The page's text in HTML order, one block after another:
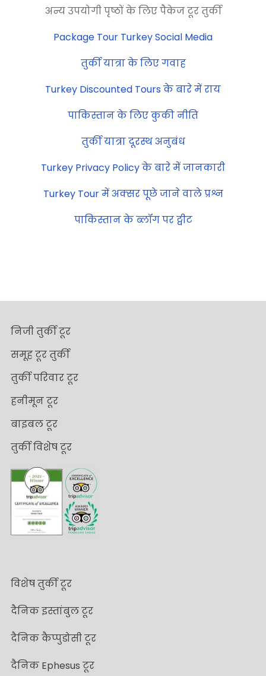
अन्य उपयोगी पृष्ठों के लिए पैकेज टूर तुर्की
Package Tour Turkey Social Media
तुर्की यात्रा के लिए गवाह
Turkey Discounted Tours के बारे में राय
पाकिस्तान के लिए कुकी नीति
तुर्की यात्रा दूरस्थ अनुबंध
Turkey Privacy Policy के बारे में जानकारी
Turkey Tour में अक्सर पूछे जाने वाले प्रश्न
पाकिस्तान के ब्लॉग पर ट्वीट
निजी तुर्की टूर
समूह टूर तुर्की
तुर्की परिवार टूर
हनीमून टूर
बाइबल टूर
तुर्की विशेष टूर
विशेष तुर्की टूर
दैनिक इस्तांबुल टूर
दैनिक कैप्पुडोसी टूर
दैनिक Ephesus टूर